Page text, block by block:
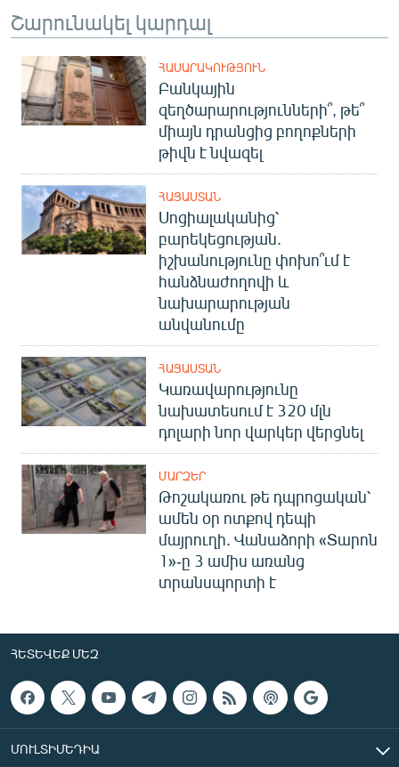
Շարունակել կարդալ
ՀԱՍԱՐԱԿՈՒԹՅՈՒՆ
Բանկային
զեղծարարությունների՞, թե՞
միայն դրանցից բողոքների
թիվն է նվազել
ՀԱՅԱՍՏԱՆ
Սոցիալականից՝
բարեկեցության.
իշխանությունը փոխո՞ւմ է
հանձնաժողովի և
նախարարության
անվանումը
ՀԱՅԱՍՏԱՆ
Կառավարությունը
նախատեսում է 320 մլն
դոլարի նոր վարկեր վերցնել
ՄԱՐԶԵՐ
Թոշակառու թե դպրոցական՝
ամեն օր ոտքով դեպի
մայրուղի. Վանաձորի «Տարոն
1»-ը 3 ամիս առանց
տրանսպորտի է
ՀԵՏԵՎԵՔ ՄԵԶ
ՄՈՒԼՏԻՄԵԴԻԱ